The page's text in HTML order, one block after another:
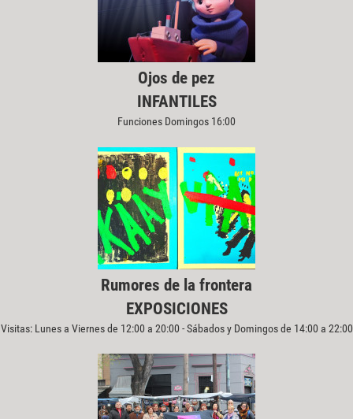
Ojos de pez
INFANTILES
Funciones Domingos 16:00
Rumores de la frontera
EXPOSICIONES
Visitas: Lunes a Viernes de 12:00 a 20:00 - Sábados y Domingos de 14:00 a 22:00